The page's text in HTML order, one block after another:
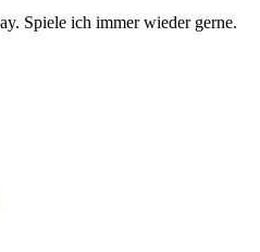
Spiele ich immer wieder gerne.